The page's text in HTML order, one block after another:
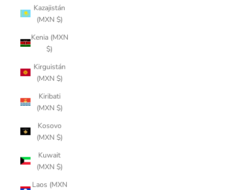
Kazajistán
(MXN $)
Kenia (MXN
$)
Kirguistán
(MXN $)
Kiribati
(MXN $)
Kosovo
(MXN $)
Kuwait
(MXN $)
Laos (MXN